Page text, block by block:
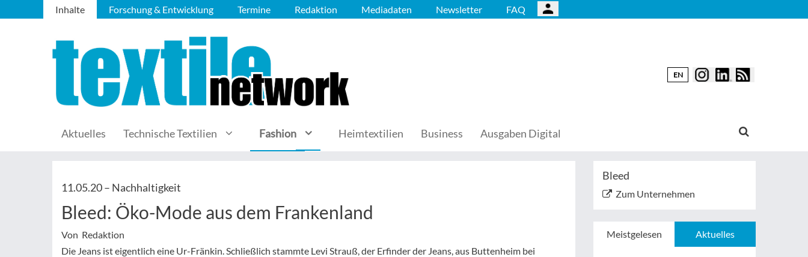
Inhalte Forschung & Entwicklung Termine Redaktion Mediadaten Newsletter FAQ
EN
Aktuelles Technische Textilien Fashion Heimtextilien Business Ausgaben Digital
11.05.20 – Nachhaltigkeit
Bleed: Öko-Mode aus dem Frankenland
Von Redaktion
Die Jeans ist eigentlich eine Ur-Fränkin. Schließlich stammte Levi Strauß, der Erfinder der Jeans, aus Buttenheim bei
Bleed
Zum Unternehmen
Meistgelesen Aktuelles